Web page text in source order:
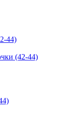
(42-44)